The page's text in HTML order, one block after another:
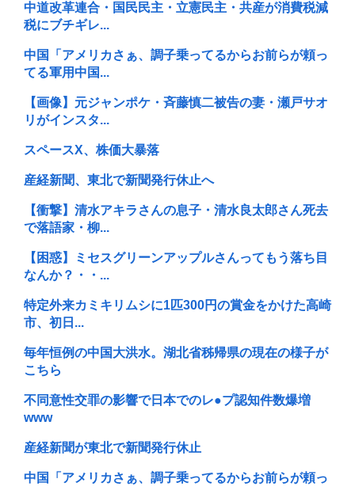
中道改革連合・国民民主・立憲民主・共産が消費税減
税にブチギレ...
中国「アメリカさぁ、調子乗ってるからお前らが頼っ
てる軍用中国...
【画像】元ジャンポケ・斉藤慎二被告の妻・瀬戸サオ
リがインスタ...
スペースX、株価大暴落
産経新聞、東北で新聞発行休止へ
【衝撃】清水アキラさんの息子・清水良太郎さん死去
で落語家・柳...
【困惑】ミセスグリーンアップルさんってもう落ち目
なんか？・・...
特定外来カミキリムシに1匹300円の賞金をかけた高崎
市、初日...
毎年恒例の中国大洪水。湖北省秭帰県の現在の様子が
こちら
不同意性交罪の影響で日本でのレ●プ認知件数爆増
www
産経新聞が東北で新聞発行休止
中国「アメリカさぁ、調子乗ってるからお前らが頼っ